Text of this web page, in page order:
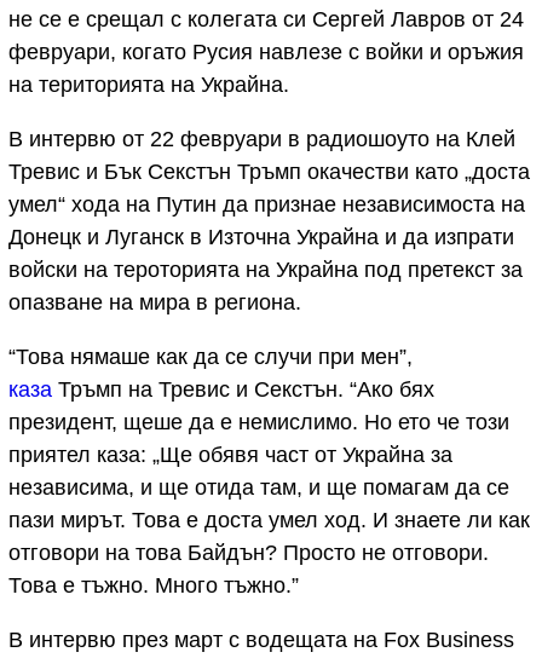
не се е срещал с колегата си Сергей Лавров от 24
февруари, когато Русия навлезе с войки и оръжия
на територията на Украйна.
В интервю от 22 февруари в радиошоуто на Клей
Тревис и Бък Секстън Тръмп окачестви като „доста
умел“ хода на Путин да признае независимоста на
Донецк и Луганск в Източна Украйна и да изпрати
войски на тероторията на Украйна под претекст за
опазване на мира в региона.
“Това нямаше как да се случи при мен”,
каза Тръмп на Тревис и Секстън. “Ако бях
президент, щеше да е немислимо. Но ето че този
приятел каза: „Ще обявя част от Украйна за
независима, и ще отида там, и ще помагам да се
пази мирът. Това е доста умел ход. И знаете ли как
отговори на това Байдън? Просто не отговори.
Това е тъжно. Много тъжно.”
В интервю през март с водещата на Fox Business